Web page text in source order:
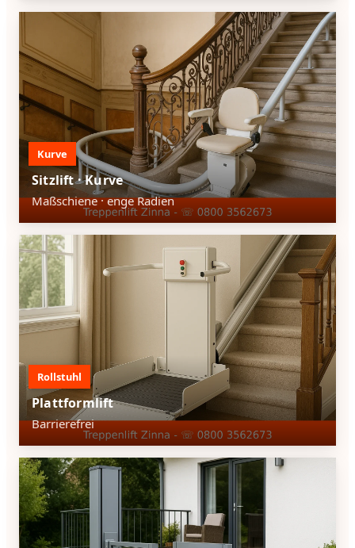
Kurve
Sitzlift · Kurve
Maßschiene · enge Radien
Rollstuhl
Plattformlift
Barrierefrei